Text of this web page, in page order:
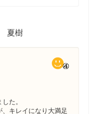
夏樹
た。
キレイになり大満足